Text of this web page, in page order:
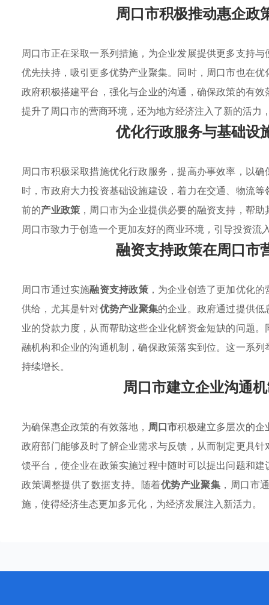
周口市积极推动惠企政
周口市正在采取一系列措施，为企业发展提供更多支持与
优先扶持，吸引更多优势产业聚集。同时，周口市也在
政府积极搭建平台，强化与企业的沟通，确保政策的有
提升了周口市的营商环境，还为地方经济注入了新的活力
优化行政服务与基础设
周口市积极采取措施优化行政服务，提高办事效率，以
时，市政府大力投资基础设施建设，着力在交通、物流
前的产业政策 ，周口市为企业提供必要的融资支持，帮
周口市致力于创造一个更加友好的商业环境，引导投资流
融资支持政策在周口市
周口市通过实施融资支持政策，为企业创造了更加优化
供给，尤其是针对优势产业聚集的企业。政府通过提供
业的贷款力度，从而帮助这些企业化解资金短缺的问题
融机构和企业的沟通机制，确保政策落实到位。这一系
持续增长。
周口市建立企业沟通
为确保惠企政策的有效落地， 周口市积极建立多层次的
政府部门能够及时了解企业需求与反馈，从而制定更具
馈平台，使企业在政策实施过程中随时可以提出问题和
政策调整提供了数据支持。随着优势产业聚集 ，周口市
施，使得经济生态更加多元化，为经济发展注入新活力。